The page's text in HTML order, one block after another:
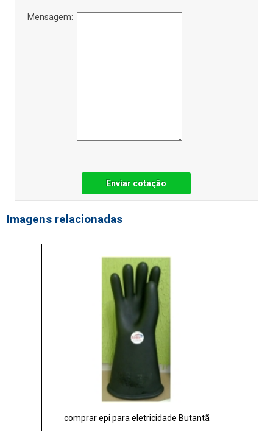
Mensagem:
Enviar cotação
Imagens relacionadas
comprar epi para eletricidade Butantã